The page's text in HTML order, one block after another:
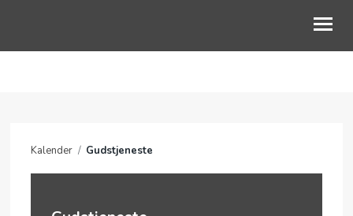
KALENDER
Kalender / Gudstjeneste